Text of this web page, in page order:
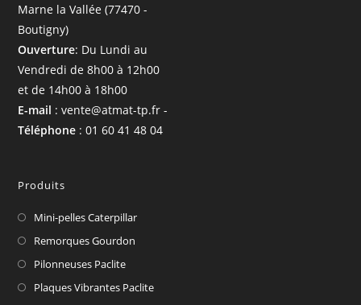
Marne la Vallée (77470 -
Boutigny)
Ouverture: Du Lundi au
Vendredi de 8h00 à 12h00
et de 14h00 à 18h00
E-mail : vente@atmat-tp.fr -
Téléphone : 01 60 41 48 04
Produits
Mini-pelles Caterpillar
Remorques Gourdon
Pilonneuses Paclite
Plaques Vibrantes Paclite